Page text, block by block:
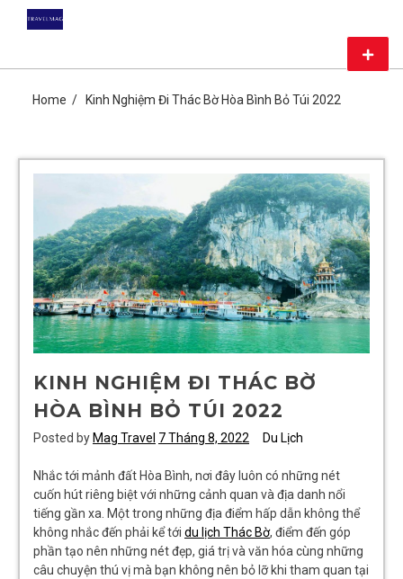
TRAVEL
Menu
CHIA SẺ KIẾN THỨC DU LỊCH HÀNG ĐẦU CHỈ CÓ TẠI MAG
Home Kinh Nghiệm Đi Thác Bờ Hòa Bình Bỏ Túi 2022
KINH NGHIỆM ĐI THÁC BỜ
HÒA BÌNH BỎ TÚI 2022
Posted by Mag Travel 7 Tháng 8, 2022 Du Lịch
Nhắc tới mảnh đất Hòa Bình, nơi đây luôn có những nét
cuốn hút riêng biệt với những cảnh quan và địa danh nổi
tiếng gần xa. Một trong những địa điểm hấp dẫn không thể
không nhắc đến phải kể tới du lịch Thác Bờ, điểm đến góp
phần tạo nên những nét đẹp, giá trị và văn hóa cùng những
câu chuyện thú vị mà bạn không nên bỏ lỡ khi tham quan tại